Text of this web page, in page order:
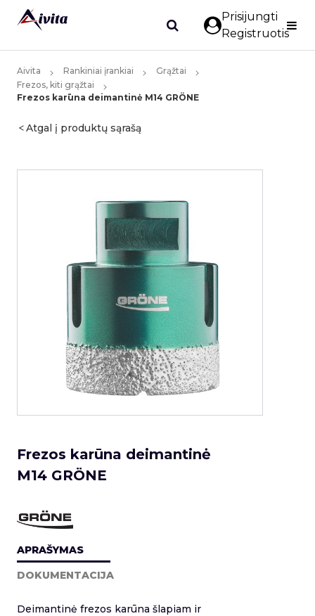
Prisijungti
Registruotis
Aivita Rankiniai įrankiai
Grąžtai
Frezos, kiti grąžtai
Frezos karūna deimantinė M14 GRÖNE
Atgal į produktų sąrašą
Frezos karūna deimantinė
M14 GRÖNE
APRAŠYMAS
DOKUMENTACIJA
Deimantinė frezos karūna šlapiam ir